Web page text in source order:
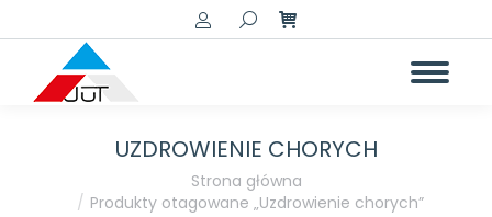
Szukaj:
UZDROWIENIE CHORYCH
Strona główna
Produkty otagowane „Uzdrowienie chorych”